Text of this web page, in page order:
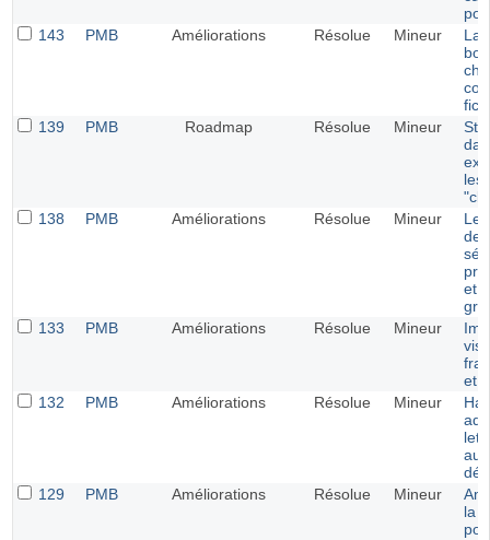
143
PMB Améliorations Résolue Mineur
139
PMB Roadmap Résolue Mineur
les
138
PMB Améliorations Résolue Mineur
et
133
PMB Améliorations Résolue Mineur
et
132
PMB Améliorations Résolue Mineur
129
PMB Améliorations Résolue Mineur
la